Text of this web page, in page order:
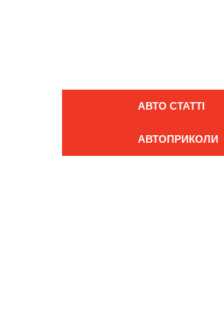
АВТО СТАТТІ
АВТОПРИКОЛИ